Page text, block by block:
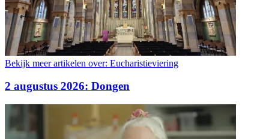
Bekijk meer artikelen over: Eucharistieviering
2 augustus 2026: Dongen